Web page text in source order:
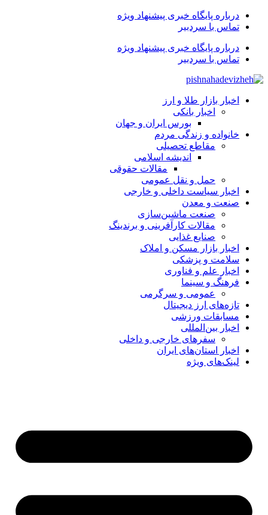
درباره پایگاه خبری پیشنهاد ویژه
تماس با سردبیر
درباره پایگاه خبری پیشنهاد ویژه
تماس با سردبیر
اخبار بازار طلا و ارز
اخبار بانکی
بورس ایران و جهان
خانواده و زندگی مردم
مقاطع تحصیلی
اندیشه اسلامی
مقالات حقوقی
حمل و نقل عمومی
اخبار سیاست داخلی و خارجی
صنعت و معدن
صنعت ماشین‌سازی
مقالات کارآفرینی و برندینگ
صنایع غذایی
اخبار بازار مسکن و املاک
سلامت و پزشکی
اخبار علم و فناوری
فرهنگ و سینما
عمومی و سرگرمی
تازه‌های ارز دیجیتال
مسابقات ورزشی
اخبار بین‌المللی
سفرهای خارجی و داخلی
اخبار استان‌های ایران
لینک‌های ویژه